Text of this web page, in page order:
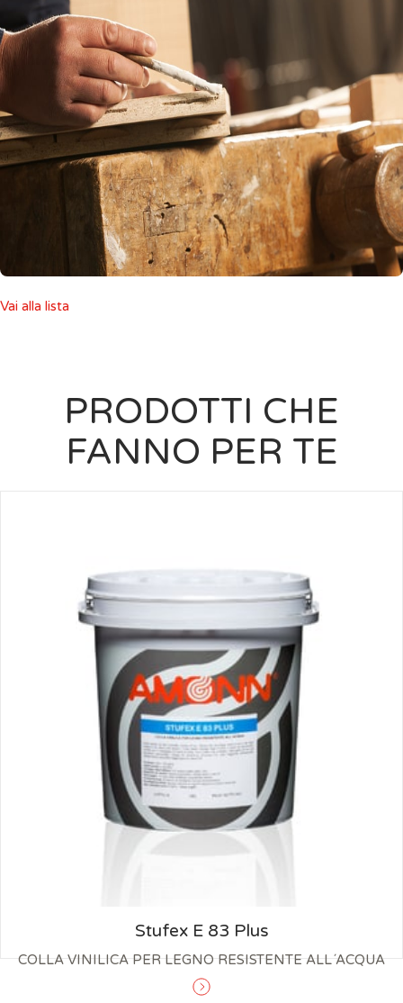
Vai alla lista
PRODOTTI CHE
FANNO PER TE
Stufex E 83 Plus
COLLA VINILICA PER LEGNO RESISTENTE ALL´ACQUA